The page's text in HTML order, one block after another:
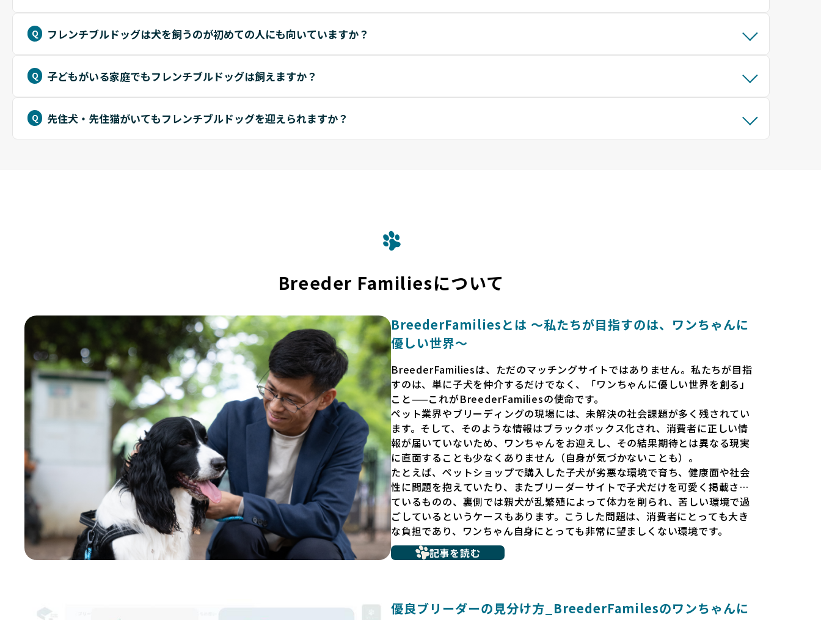
フレンチブルドッグは犬を飼うのが初めての人にも向いていますか？
子どもがいる家庭でもフレンチブルドッグは飼えますか？
先住犬・先住猫がいてもフレンチブルドッグを迎えられますか？
Breeder Familiesについて
BreederFamiliesとは 〜私たちが目指すのは、ワンちゃんに
優しい世界〜
BreederFamiliesは、ただのマッチングサイトではありません。私たちが目指
すのは、単に子犬を仲介するだけでなく、「ワンちゃんに優しい世界を創る」
こと——これがBreederFamiliesの使命です。
ペット業界やブリーディングの現場には、未解決の社会課題が多く残されてい
ます。そして、そのような情報はブラックボックス化され、消費者に正しい情
報が届いていないため、ワンちゃんをお迎えし、その結果期待とは異なる現実
に直面することも少なくありません（自身が気づかないことも）。
たとえば、ペットショップで購入した子犬が劣悪な環境で育ち、健康面や社会
性に問題を抱えていたり、またブリーダーサイトで子犬だけを可愛く掲載され
ているものの、裏側では親犬が乱繁殖によって体力を削られ、苦しい環境で過
ごしているというケースもあります。こうした問題は、消費者にとっても大き
な負担であり、ワンちゃん自身にとっても非常に望ましくない環境です。
だからこそ、私たちは正しい情報と安心して選べる場所を提供すべきだと考え
ています。BreederFamiliesでは、ワンちゃんを家族のように愛する「優良ブ
選べる環境を整えています。
記事を読む
優良ブリーダーの見分け方_BreederFamilesのワンちゃんに